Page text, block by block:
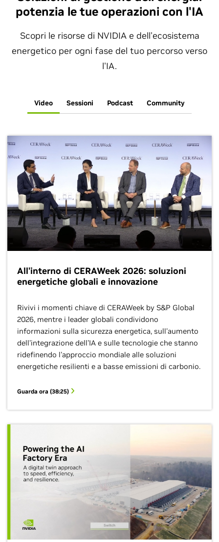
potenzia le tue operazioni con l'IA
Scopri le risorse di NVIDIA e dell'ecosistema
energetico per ogni fase del tuo percorso verso
l'IA.
Video Sessioni Podcast Community
All'interno di CERAWeek 2026: soluzioni
energetiche globali e innovazione
Rivivi i momenti chiave di CERAWeek by S&P Global
2026, mentre i leader globali condividono
informazioni sulla sicurezza energetica, sull'aumento
dell'integrazione dell'IA e sulle tecnologie che stanno
ridefinendo l'approccio mondiale alle soluzioni
energetiche resilienti e a basse emissioni di carbonio.
Guarda ora (38:25)